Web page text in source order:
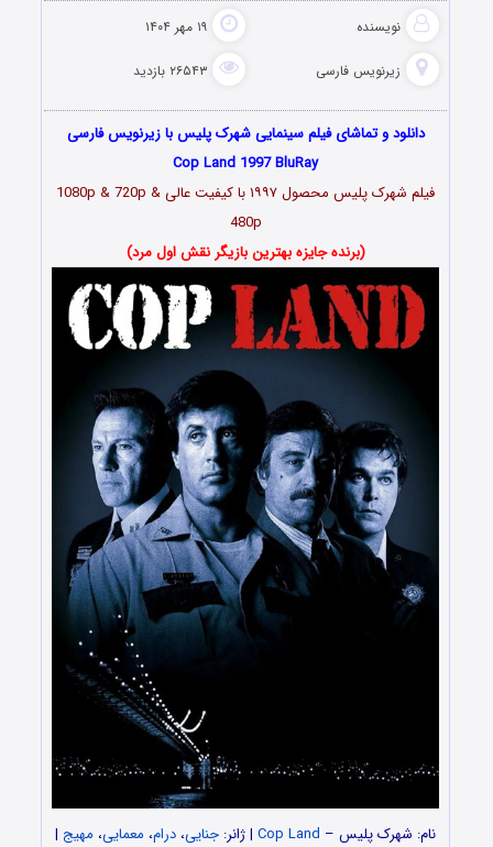
نویسنده ۱۹ مهر ۱۴۰۴
زیرنویس فارسی ۲۶۵۴۳ بازدید
دانلود و تماشای فیلم سینمایی شهرک پلیس با زیرنویس فارسی
Cop Land 1997 BluRay
فیلم شهرک پلیس محصول ۱۹۹۷ با کیفیت عالی 1080p & 720p &
480p
(برنده جایزه بهترین بازیگر نقش اول مرد)
نام: شهرک پلیس – Cop Land | ژانر: جنایی، درام، معمایی، مهیج |